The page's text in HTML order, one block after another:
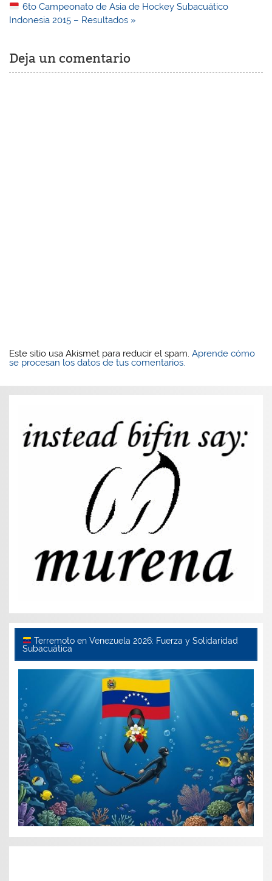
entradas
6to Campeonato de Asia de Hockey Subacuático
Indonesia 2015 – Resultados »
Deja un comentario
Este sitio usa Akismet para reducir el spam.Aprende cómo
se procesan los datos de tus comentarios.
Terremoto en Venezuela 2026: Fuerza y Solidaridad
Subacuática